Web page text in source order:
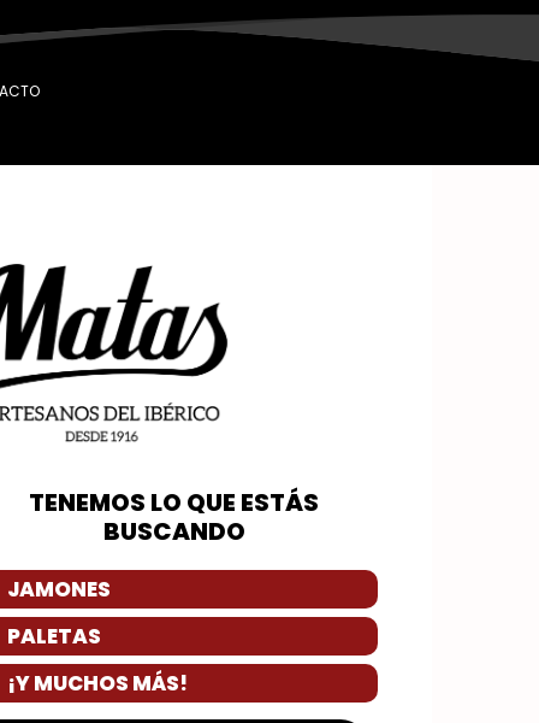
TENEMOS LO QUE ESTÁS
BUSCANDO
JAMONES
PALETAS
¡Y MUCHOS MÁS!